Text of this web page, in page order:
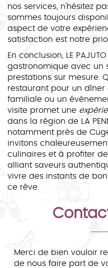
nos services, n'hésitez
sommes toujours
aspect de votre
satisfaction est notre
En conclusion, LE
gastronomique avec un
prestations sur mesure.
restaurant pour un dîner
familiale ou un
visite promet une
dans la région de LA
notamment près de
invitons
culinaires et à profiter
alliant saveurs
vivre des instants de
ce rêve.
Merci de bien vouloir
de nous faire part de